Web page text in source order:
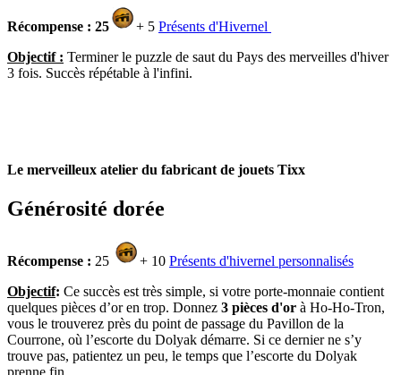
Récompense : 25 + 5 Présents d'Hivernel
Objectif : Terminer le puzzle de saut du Pays des merveilles d'hiver
3 fois. Succès répétable à l'infini.
Le merveilleux atelier du fabricant de jouets Tixx
Générosité dorée
Récompense : 25 + 10 Présents d'hivernel personnalisés
Objectif: Ce succès est très simple, si votre porte-monnaie contient
quelques pièces d’or en trop. Donnez 3 pièces d'or à Ho-Ho-Tron,
vous le trouverez près du point de passage du Pavillon de la
Courrone, où l’escorte du Dolyak démarre. Si ce dernier ne s’y
trouve pas, patientez un peu, le temps que l’escorte du Dolyak
prenne fin.